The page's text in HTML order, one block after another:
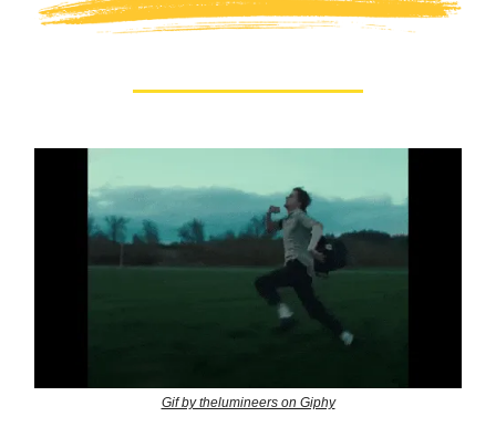
Gif by thelumineers on Giphy